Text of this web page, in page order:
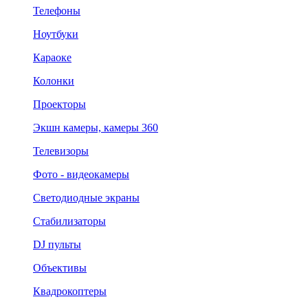
Телефоны
Ноутбуки
Караоке
Колонки
Проекторы
Экшн камеры, камеры 360
Телевизоры
Фото - видеокамеры
Светодиодные экраны
Стабилизаторы
DJ пульты
Объективы
Квадрокоптеры